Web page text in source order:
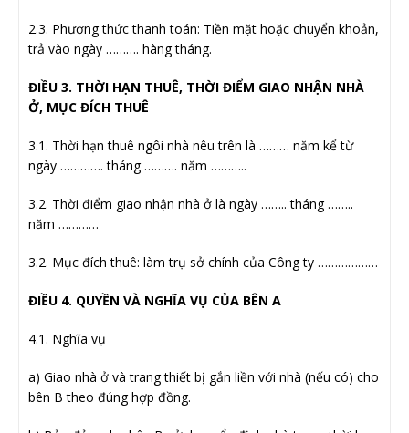
2.3. Phương thức thanh toán: Tiền mặt hoặc chuyển khoản,
trả vào ngày ………. hàng tháng.
ĐIỀU 3. THỜI HẠN THUÊ, THỜI ĐIỂM GIAO NHẬN NHÀ
Ở, MỤC ĐÍCH THUÊ
3.1. Thời hạn thuê ngôi nhà nêu trên là ……… năm kể từ
ngày …………. tháng ………. năm ………..
3.2. Thời điểm giao nhận nhà ở là ngày …….. tháng ……..
năm …………
3.2. Mục đích thuê: làm trụ sở chính của Công ty ………………
ĐIỀU 4. QUYỀN VÀ NGHĨA VỤ CỦA BÊN A
4.1. Nghĩa vụ
a) Giao nhà ở và trang thiết bị gắn liền với nhà (nếu có) cho
bên B theo đúng hợp đồng.